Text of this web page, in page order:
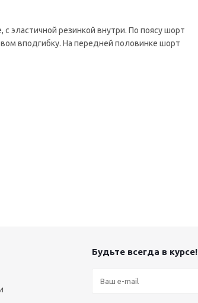
эластичной резинкой внутри. По поясу шорт
вподгибку. На передней половинке шорт
Будьте всегда в курсе!